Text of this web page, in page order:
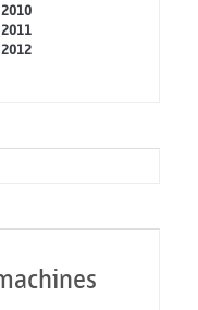
2010
2011
2012